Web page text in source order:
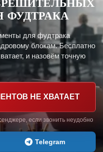
ФУДТРАКА
для фудтрака
блокам. Бесплатно
и назовём точную
НЕ ХВАТАЕТ
если звонить неудобно
Telegram